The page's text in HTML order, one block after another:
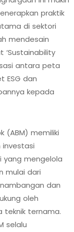
praktik
di sektori
mendesain
‘Sustainability
antara peta
ESG dan
kepada
(ABM) memiliki
investasi
mengelola
mulai dari
dan
oleh
teknik ternama.
selalu